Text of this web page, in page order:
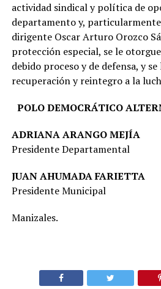
actividad sindical y política de
departamento y,
dirigente Oscar Arturo Orozco
protección especial, se le
debido proceso y de defensa, y
recuperación y reintegro a la
POLO DEMOCRÁTICO
ADRIANA ARANGO MEJÍA
Presidente Departamental
JUAN AHUMADA FARIETTA
Presidente Municipal
Manizales.